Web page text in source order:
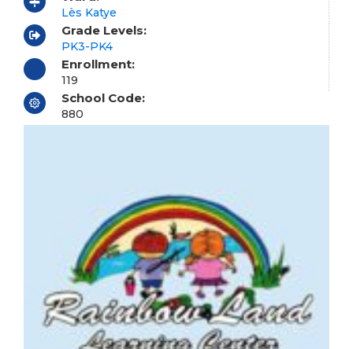
Lès Katye
Grade Levels:
PK3-PK4
Enrollment:
119
School Code:
880